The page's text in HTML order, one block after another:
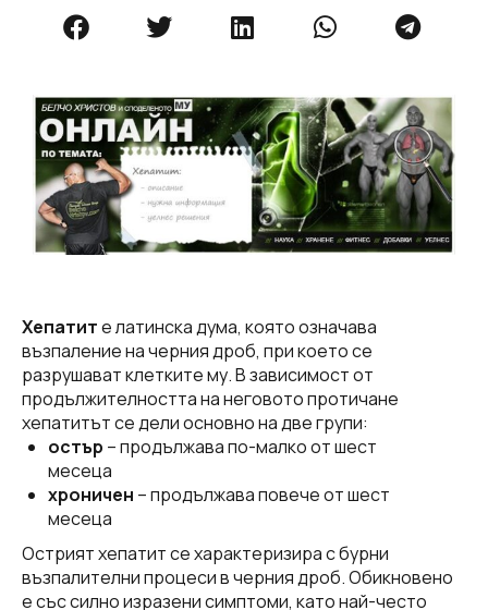
Хепатите латинска дума, която означава
възпаление на черния дроб, при което се
разрушават клетките му. В зависимост от
продължителността на неговото протичане
хепатитът се дели основно на две групи:
остър – продължава по-малко от шест
месеца
хроничен – продължава повече от шест
месеца
Острият хепатит се характеризира с бурни
възпалителни процеси в черния дроб. Обикновено
е със силно изразени симптоми, като най-често